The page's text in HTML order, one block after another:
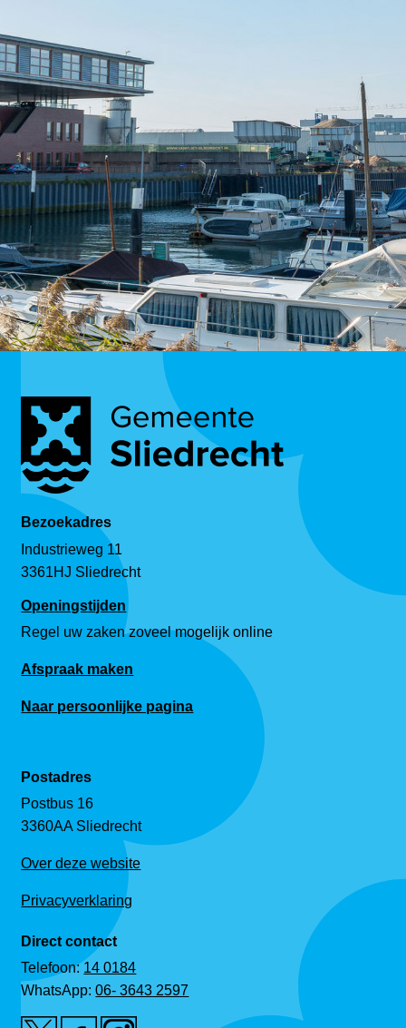
Bezoekadres
Industrieweg 11
3361HJ Sliedrecht
Openingstijden
Regel uw zaken zoveel mogelijk online
Afspraak maken
Naar persoonlijke pagina
Postadres
Postbus 16
3360AA Sliedrecht
Over deze website
Privacyverklaring
Direct contact
Telefoon:14 0184
WhatsApp:06- 3643 2597